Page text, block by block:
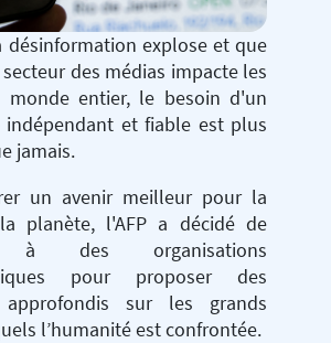
désinformation explose et que
des médias impacte les
monde entier, le besoin d'un
indépendant et fiable est plus
jamais.
un avenir meilleur pour la
planète, l'AFP a décidé de
à des organisations
pour proposer des
approfondis sur les grands
l’humanité est confrontée.